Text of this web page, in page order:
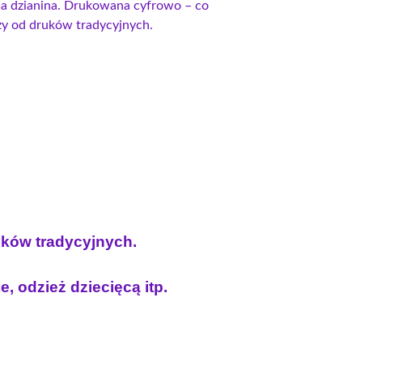
dzianina. Drukowana cyfrowo – co
od druków tradycyjnych.
tradycyjnych.
odzież dziecięcą itp.